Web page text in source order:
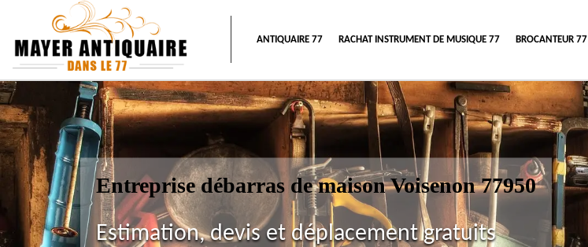
ANTIQUAIRE 77 RACHAT INSTRUMENT DE MUSIQUE 77 BROCANTEUR 77
Entreprise débarras de maison Voisenon 77950
Estimation, devis et déplacement gratuits